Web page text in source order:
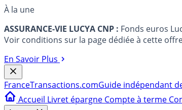
À la une
ASSURANCE-VIE LUCYA CNP : Fonds euros
Voir conditions sur la page dédiée à cette
En Savoir Plus
FranceTransactions.comGuide indépendant
Accueil Livret épargne Compte à terme